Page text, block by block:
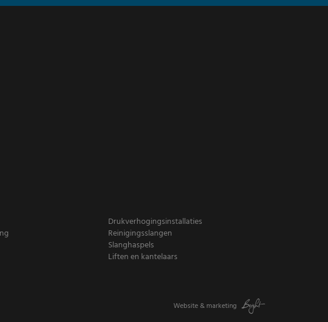
Drukverhogingsinstallaties
Reinigingsslangen
Slanghaspels
Liften en kantelaars
Website & marketing